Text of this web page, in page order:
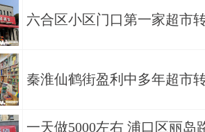
六合区小区门口第一家超市
秦淮仙鹤街盈利中多年超市
一天做5000左右 浦口区丽岛